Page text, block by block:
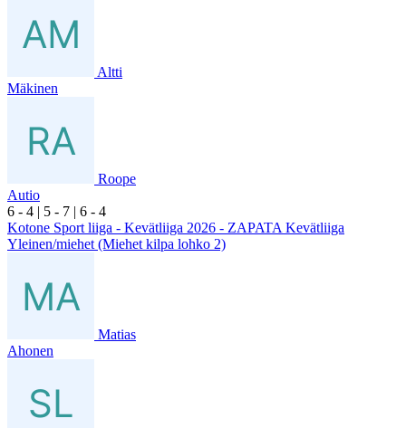
Altti
Mäkinen
Roope
Autio
6 - 4 | 5 - 7 | 6 - 4
Kotone Sport liiga - Kevätliiga 2026 - ZAPATA Kevätliiga
Yleinen/miehet (Miehet kilpa lohko 2)
Matias
Ahonen